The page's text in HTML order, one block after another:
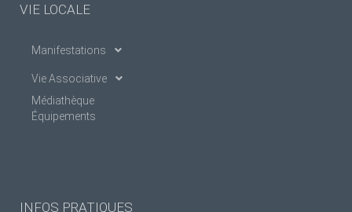
VIE LOCALE
Manifestations
Vie Associative
Médiathèque
Équipements
INFOS PRATIQUES